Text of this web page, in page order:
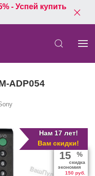
- Успей купить
ADP054
Нам 17 лет!
Вам скидки!
15 %
скидка
экономия
150 руб.